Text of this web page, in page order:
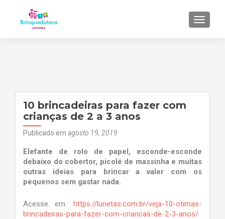
10 brincadeiras para fazer com
crianças de 2 a 3 anos
Publicado em agosto 19, 2019
Elefante de rolo de papel, esconde-esconde
debaixo do cobertor, picolé de massinha e muitas
outras ideias para brincar a valer com os
pequenos sem gastar nada.
Acesse em: https://lunetas.com.br/veja-10-otimas-
brincadeiras-para-fazer-com-criancas-de-2-3-anos/